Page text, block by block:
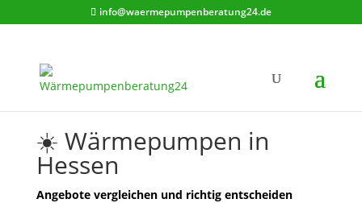
info@waermepumpenberatung24.de
☀️ Wärmepumpen in
Hessen
Angebote vergleichen und richtig entscheiden